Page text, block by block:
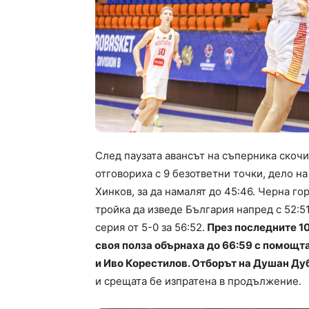
След паузата авансът на съперника
отговориха с 9 безответни точки, дело
Хинков, за да намалят до 45:46. Черна
тройка да изведе България напред с
серия от 5-0 за 56:52. През последните
своя полза обърнаха до 66:59 с
и Иво Корестилов. Отборът на Душан
и срещата бе изпратена в продължение.